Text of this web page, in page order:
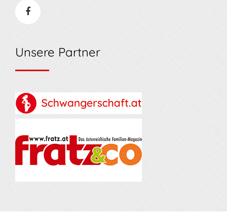
Unsere Partner